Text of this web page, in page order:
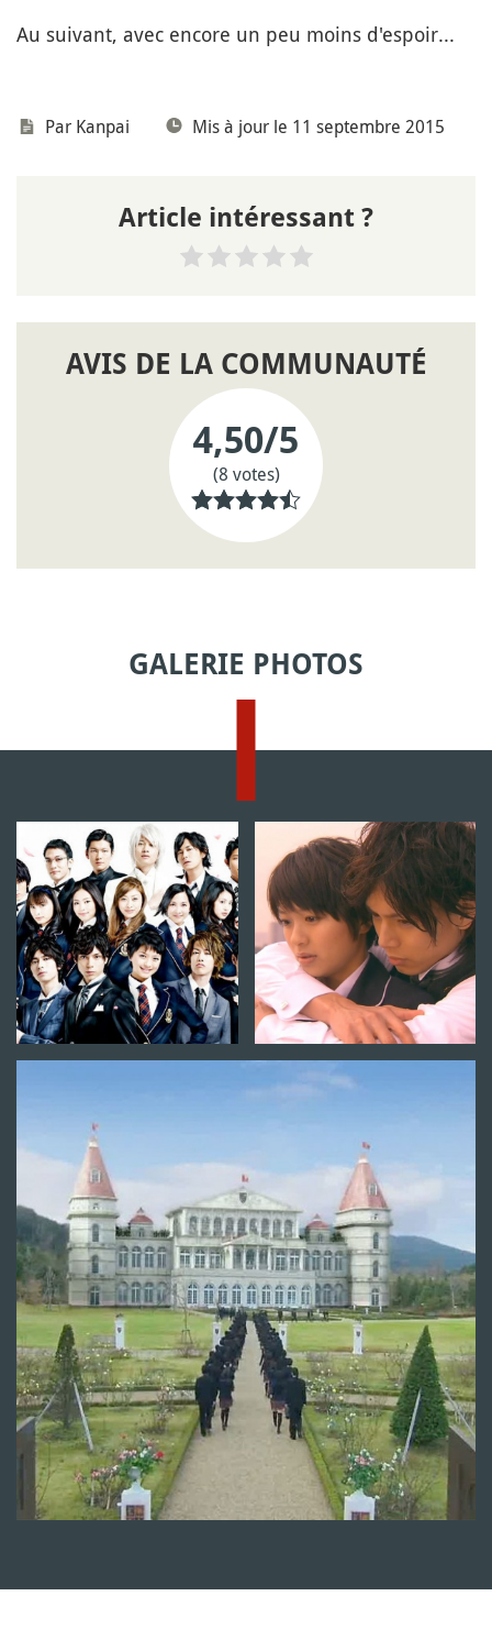
Au suivant, avec encore un peu moins d'espoir...
Par Kanpai Mis à jour le 11 septembre 2015
Article intéressant ?
AVIS DE LA COMMUNAUTÉ
4,50/5
(8 votes)
GALERIE PHOTOS